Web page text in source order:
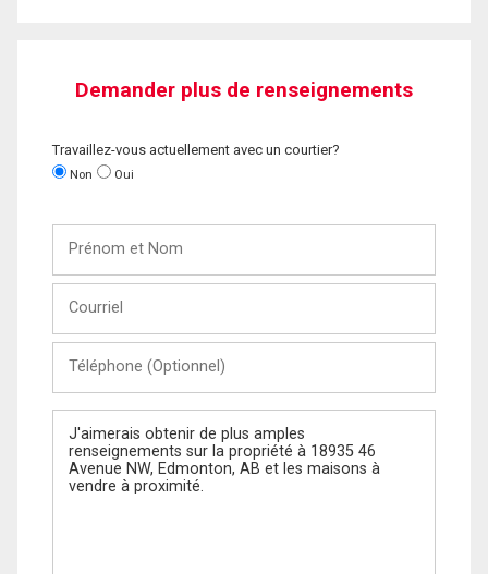
Demander plus de renseignements
Travaillez-vous actuellement avec un courtier?
Non Oui
Nom
(Optionnel)
Message